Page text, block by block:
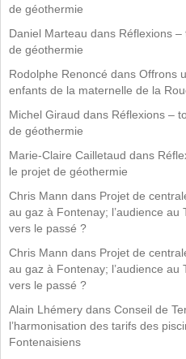
de géothermie
Daniel Marteau dans Réflexions
de géothermie
Rodolphe Renoncé dans Offrons
enfants de la maternelle de la
Michel Giraud dans Réflexions –
de géothermie
Marie-Claire Cailletaud dans
le projet de géothermie
Chris Mann dans Projet de
au gaz à Fontenay; l’audience
vers le passé ?
Chris Mann dans Projet de
au gaz à Fontenay; l’audience
vers le passé ?
Alain Lhémery dans Conseil de
l’harmonisation des tarifs des
Fontenaisiens